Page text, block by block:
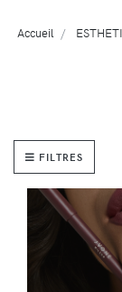
Accueil
FILTRES